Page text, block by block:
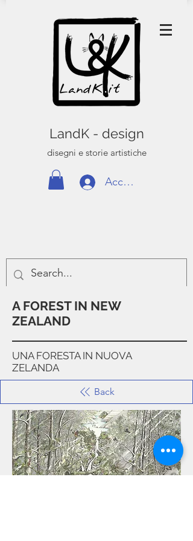
LandK - design
disegni e storie artistiche
Accedi
A FOREST IN NEW
ZEALAND
UNA FORESTA IN NUOVA
ZELANDA
Back